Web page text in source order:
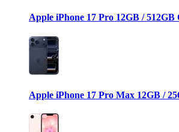
Apple iPhone 17 Pro 12GB / 512GB
Apple iPhone 17 Pro Max 12GB /